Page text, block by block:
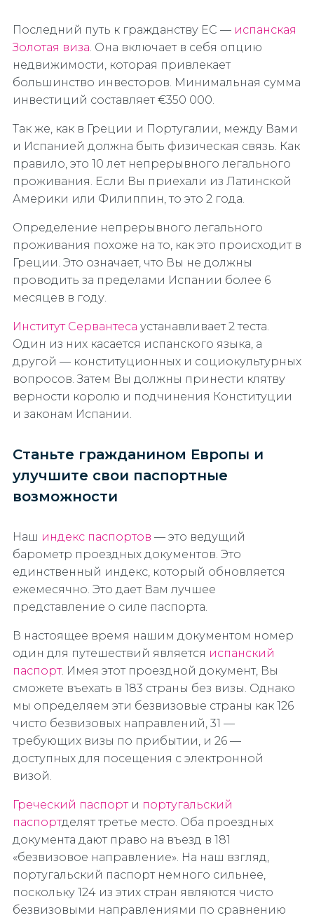
Последний путь к гражданству ЕС — испанская
Золотая виза. Она включает в себя опцию
недвижимости, которая привлекает
большинство инвесторов. Минимальная сумма
инвестиций составляет €350 000.
Так же, как в Греции и Португалии, между Вами
и Испанией должна быть физическая связь. Как
правило, это 10 лет непрерывного легального
проживания. Если Вы приехали из Латинской
Америки или Филиппин, то это 2 года.
Определение непрерывного легального
проживания похоже на то, как это происходит в
Греции. Это означает, что Вы не должны
проводить за пределами Испании более 6
месяцев в году.
Институт Сервантеса устанавливает 2 теста.
Один из них касается испанского языка, а
другой — конституционных и социокультурных
вопросов. Затем Вы должны принести клятву
верности королю и подчинения Конституции
и законам Испании.
Станьте гражданином Европы и
улучшите свои паспортные
возможности
Наш индекс паспортов — это ведущий
барометр проездных документов. Это
единственный индекс, который обновляется
ежемесячно. Это дает Вам лучшее
представление о силе паспорта.
В настоящее время нашим документом номер
один для путешествий является испанский
паспорт. Имея этот проездной документ, Вы
сможете въехать в 183 страны без визы. Однако
мы определяем эти безвизовые страны как 126
чисто безвизовых направлений, 31 —
требующих визы по прибытии, и 26 —
доступных для посещения с электронной
визой.
Греческий паспорти португальский
паспортделят третье место. Оба проездных
документа дают право на въезд в 181
«безвизовое направление». На наш взгляд,
португальский паспорт немного сильнее,
поскольку 124 из этих стран являются чисто
безвизовыми направлениями по сравнению